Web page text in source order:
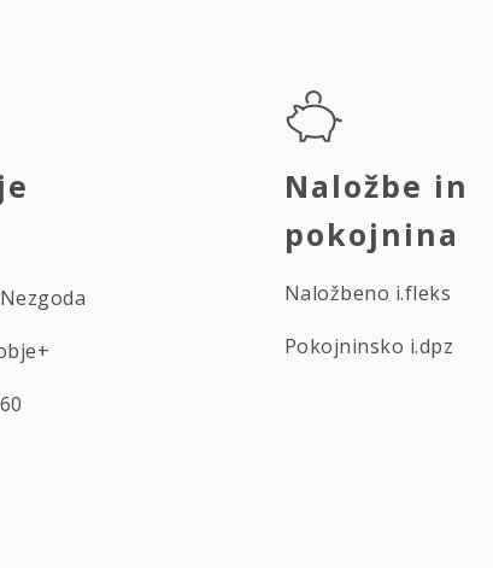
Naložbe in
pokojnina
Naložbeno i.fleks
Pokojninsko i.dpz